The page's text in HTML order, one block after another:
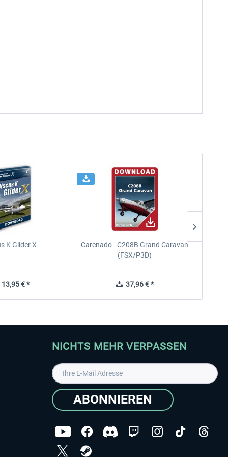
K Glider X
€ *
Carenado - C208B Grand Caravan
(FSX/P3D)
37,96 € *
NICHTS MEHR VERPASSEN
ABONNIEREN